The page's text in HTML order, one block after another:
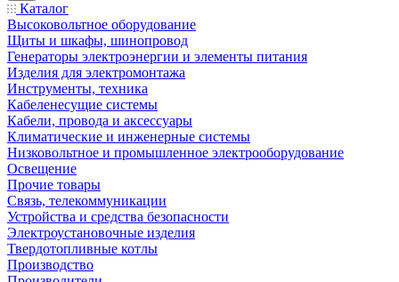
Каталог
Высоковольтное оборудование
Щиты и шкафы, шинопровод
Генераторы электроэнергии и элементы питания
Изделия для электромонтажа
Инструменты, техника
Кабеленесущие системы
Кабели, провода и аксессуары
Климатические и инженерные системы
Низковольтное и промышленное электрооборудование
Освещение
Прочие товары
Связь, телекоммуникации
Устройства и средства безопасности
Электроустановочные изделия
Твердотопливные котлы
Производство